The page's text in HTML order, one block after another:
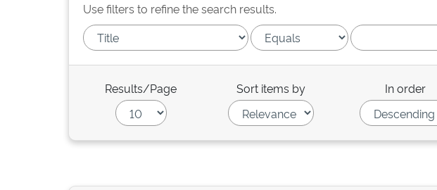
Use filters to refine the search results.
Results/Page Sort items by In order